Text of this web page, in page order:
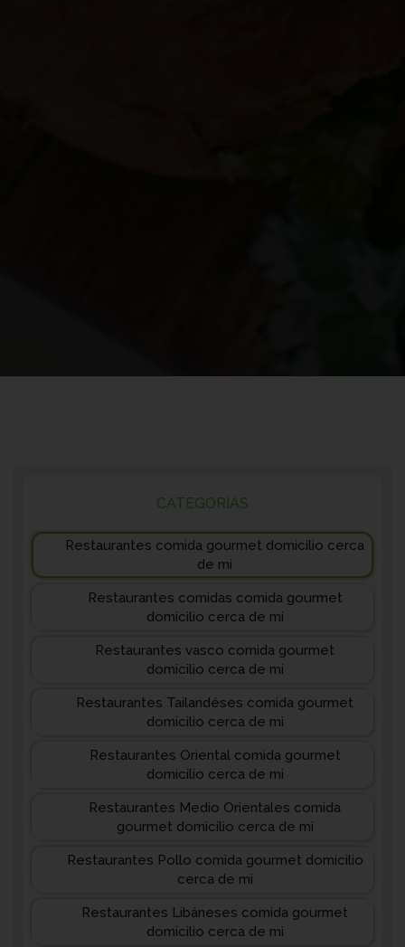
CATEGORIAS
Restaurantes comida gourmet domicilio cerca
de mi
Restaurantes comidas comida gourmet
domicilio cerca de mi
Restaurantes vasco comida gourmet
domicilio cerca de mi
Restaurantes Tailandéses comida gourmet
domicilio cerca de mi
Restaurantes Oriental comida gourmet
domicilio cerca de mi
Restaurantes Medio Orientales comida
gourmet domicilio cerca de mi
Restaurantes Pollo comida gourmet domicilio
cerca de mi
Restaurantes Libáneses comida gourmet
domicilio cerca de mi